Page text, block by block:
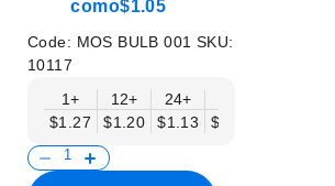
como$1.05
Code: MOS BULB 001 SKU:
10117
1+
$1.27
12+
$1.20
24+
$1.13
$1.05